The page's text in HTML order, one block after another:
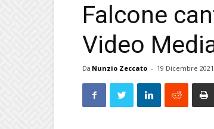
Falcone
Video
Da Nunzio Zeccato - 19 Dicembre 2021